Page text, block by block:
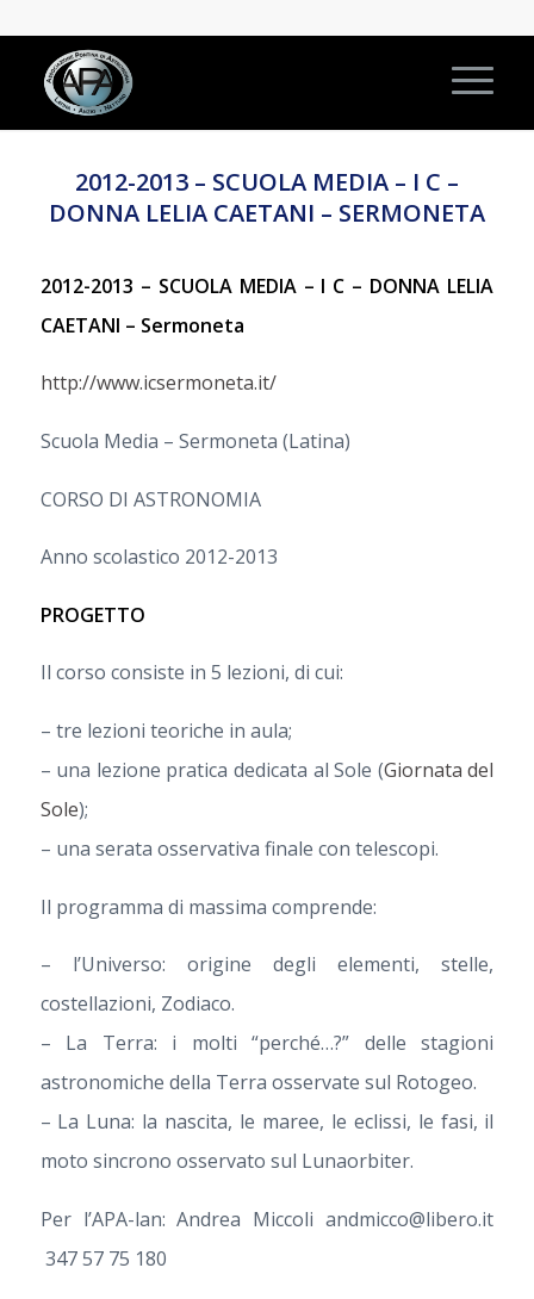
2012-2013 – SCUOLA MEDIA – I C –
DONNA LELIA CAETANI – SERMONETA
2012-2013 – SCUOLA MEDIA – I C – DONNA LELIA
CAETANI – Sermoneta
http://www.icsermoneta.it/
Scuola Media – Sermoneta (Latina)
CORSO DI ASTRONOMIA
Anno scolastico 2012-2013
PROGETTO
Il corso consiste in 5 lezioni, di cui:
– tre lezioni teoriche in aula;
– una lezione pratica dedicata al Sole (Giornata del
Sole);
– una serata osservativa finale con telescopi.
Il programma di massima comprende:
– l’Universo: origine degli elementi, stelle,
costellazioni, Zodiaco.
– La Terra: i molti “perché…?” delle stagioni
astronomiche della Terra osservate sul Rotogeo.
– La Luna: la nascita, le maree, le eclissi, le fasi, il
moto sincrono osservato sul Lunaorbiter.
Per l’APA-lan: Andrea Miccoli andmicco@libero.it
347 57 75 180